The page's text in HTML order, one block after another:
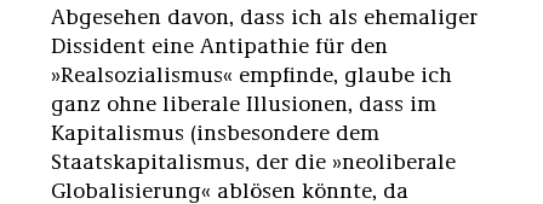
Abgesehen davon, dass ich als ehemaliger
Dissident eine Antipathie für den
»Realsozialismus« empfinde, glaube ich
ganz ohne liberale Illusionen, dass im
Kapitalismus (insbesondere dem
Staatskapitalismus, der die »neoliberale
Globalisierung« ablösen könnte, da